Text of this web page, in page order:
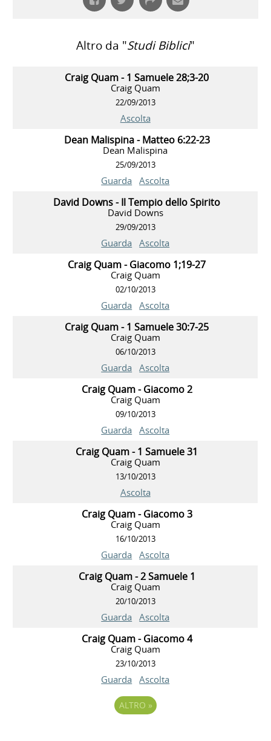
Altro da "Studi Biblici"
Craig Quam - 1 Samuele 28;3-20
Craig Quam
22/09/2013
Ascolta
Dean Malispina - Matteo 6:22-23
Dean Malispina
25/09/2013
Guarda Ascolta
David Downs - Il Tempio dello Spirito
David Downs
29/09/2013
Guarda Ascolta
Craig Quam - Giacomo 1;19-27
Craig Quam
02/10/2013
Guarda Ascolta
Craig Quam - 1 Samuele 30:7-25
Craig Quam
06/10/2013
Guarda Ascolta
Craig Quam - Giacomo 2
Craig Quam
09/10/2013
Guarda Ascolta
Craig Quam - 1 Samuele 31
Craig Quam
13/10/2013
Ascolta
Craig Quam - Giacomo 3
Craig Quam
16/10/2013
Guarda Ascolta
Craig Quam - 2 Samuele 1
Craig Quam
20/10/2013
Guarda Ascolta
Craig Quam - Giacomo 4
Craig Quam
23/10/2013
Guarda Ascolta
ALTRO »